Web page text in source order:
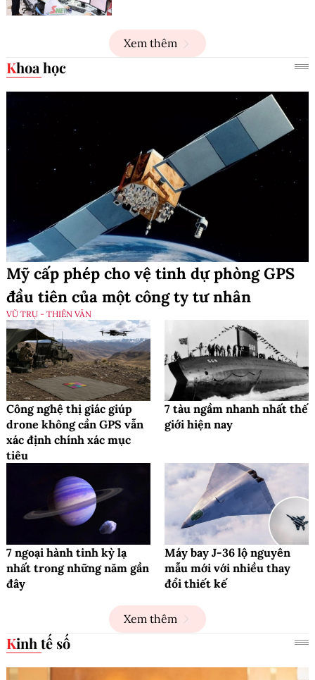
Xem thêm
Khoa học
Mỹ cấp phép cho vệ tinh dự phòng GPS
đầu tiên của một công ty tư nhân
VŨ TRỤ - THIÊN VĂN
Công nghệ thị giác giúp
drone không cần GPS vẫn
xác định chính xác mục
tiêu
7 tàu ngầm nhanh nhất thế
giới hiện nay
7 ngoại hành tinh kỳ lạ
nhất trong những năm gần
đây
Máy bay J-36 lộ nguyên
mẫu mới với nhiều thay
đổi thiết kế
Xem thêm
Kinh tế số